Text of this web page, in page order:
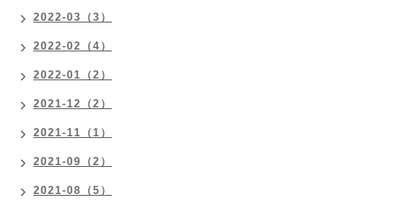
2022-03（3）
2022-02（4）
2022-01（2）
2021-12（2）
2021-11（1）
2021-09（2）
2021-08（5）